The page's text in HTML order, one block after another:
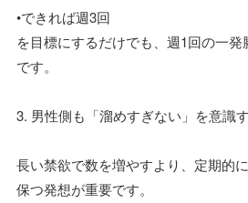
•できれば週3回
を目標にするだけでも、週1回の一
です。
3. 男性側も「溜めすぎない」を意識
長い禁欲で数を増やすより、定期的
保つ発想が重要です。